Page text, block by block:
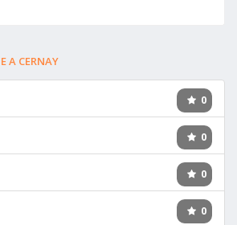
A CERNAY
0
0
0
0